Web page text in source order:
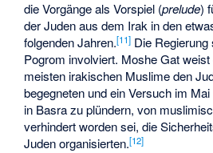
die Vorgänge als Vorspiel (prelude)
der Juden aus dem Irak in den
folgenden Jahren.[11] Die
Pogrom involviert. Moshe Gat
meisten irakischen Muslime den
begegneten und ein Versuch im
in Basra zu plündern, von
verhindert worden sei, die
Juden organisierten.[12]